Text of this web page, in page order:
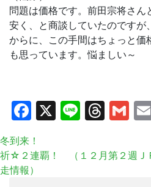
問題は価格です。前田宗将さん
安く、と商談していたのですが
からに、この手間はちょっと価
も思っています。悩ましい～
Facebook
X Line
冬到来！
祈☆２連覇！ （１２月第２週Ｊ
走情報）